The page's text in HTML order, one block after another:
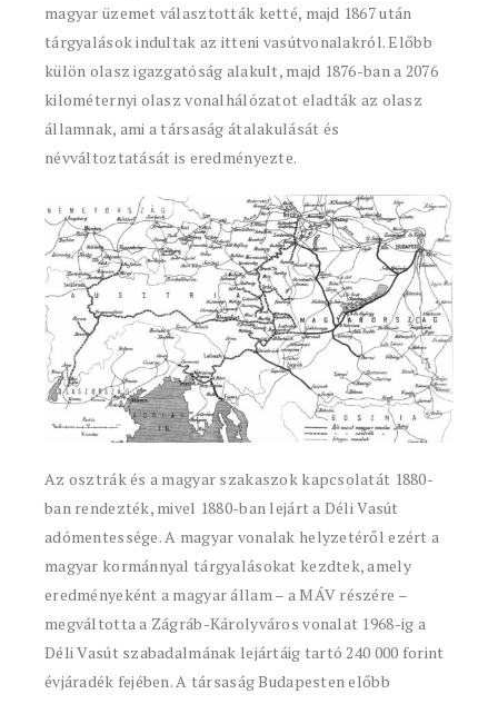
magyar üzemet választották ketté, majd 1867 után
tárgyalások indultak az itteni vasútvonalakról. Előbb
külön olasz igazgatóság alakult, majd 1876-ban a 2076
kilométernyi olasz vonalhálózatot eladták az olasz
államnak, ami a társaság átalakulását és
névváltoztatását is eredményezte.
Az osztrák és a magyar szakaszok kapcsolatát 1880-
ban rendezték, mivel 1880-ban lejárt a Déli Vasút
adómentessége. A magyar vonalak helyzetéről ezért a
magyar kormánnyal tárgyalásokat kezdtek, amely
eredményeként a magyar állam – a MÁV részére –
megváltotta a Zágráb-Károlyváros vonalat 1968-ig a
Déli Vasút szabadalmának lejártáig tartó 240 000 forint
évjáradék fejében. A társaság Budapesten előbb